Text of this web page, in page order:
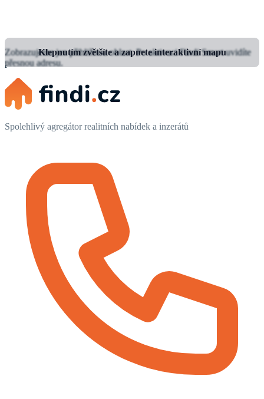
Klepnutím zvětšíte a zapnete interaktivní mapu
Zobrazujeme jen přibližnou oblast.Po aktivaci Findi Smart uvidíte
přesnou adresu.
Spolehlivý agregátor realitních nabídek a inzerátů